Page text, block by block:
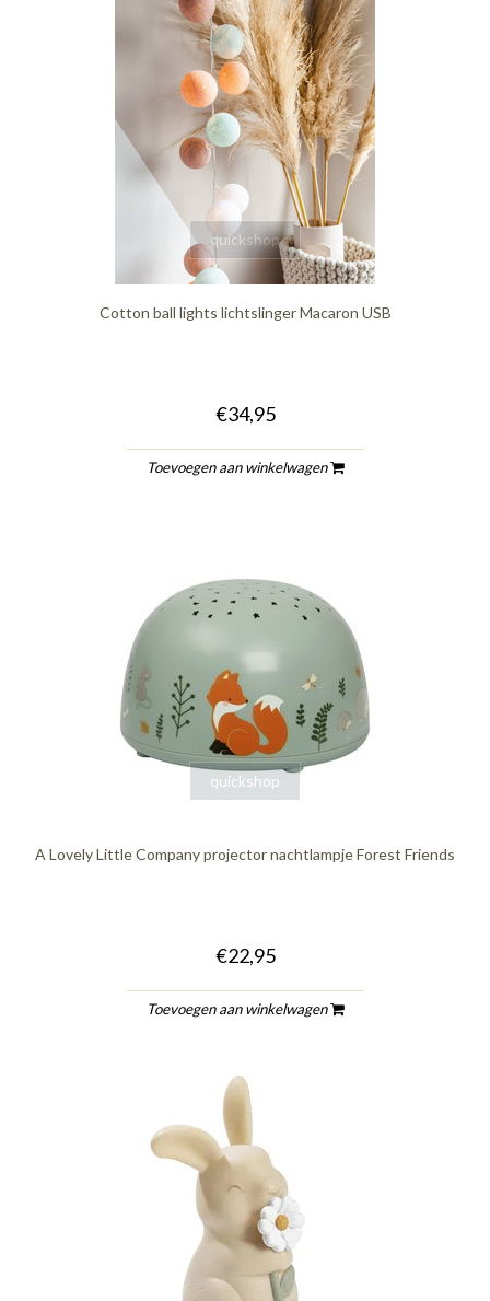
quickshop
Cotton ball lights lichtslinger Macaron USB
€34,95
Toevoegen aan winkelwagen
quickshop
A Lovely Little Company projector nachtlampje Forest Friends
€22,95
Toevoegen aan winkelwagen